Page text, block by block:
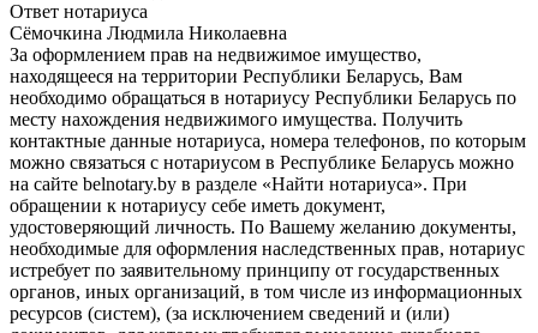
Ответ нотариуса
Сёмочкина Людмила Николаевна
За оформлением прав на недвижимое имущество,
находящееся на территории Республики Беларусь, Вам
необходимо обращаться в нотариусу Республики Беларусь по
месту нахождения недвижимого имущества. Получить
контактные данные нотариуса, номера телефонов, по которым
можно связаться с нотариусом в Республике Беларусь можно
на сайте belnotary.by в разделе «Найти нотариуса». При
обращении к нотариусу себе иметь документ,
удостоверяющий личность. По Вашему желанию документы,
необходимые для оформления наследственных прав, нотариус
истребует по заявительному принципу от государственных
органов, иных организаций, в том числе из информационных
ресурсов (систем), (за исключением сведений и (или)